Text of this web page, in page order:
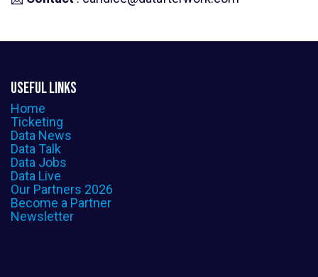
useful links
Home
Ticketing
Data News
Data Talk
Data Jobs
Data Live
Our Partners 2026
Become a Partner
Newsletter